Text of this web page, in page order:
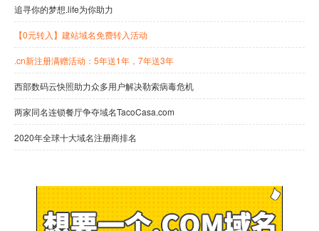
追寻你的梦想.life为你助力
【0元转入】建站域名免费转入活动
.cn新注册满赠活动：5年送1年，7年送3年
西部数码云快照助力众多用户解决勒索病毒危机
两家同名连锁餐厅争夺域名TacoCasa.com
2020年全球十大域名注册商排名